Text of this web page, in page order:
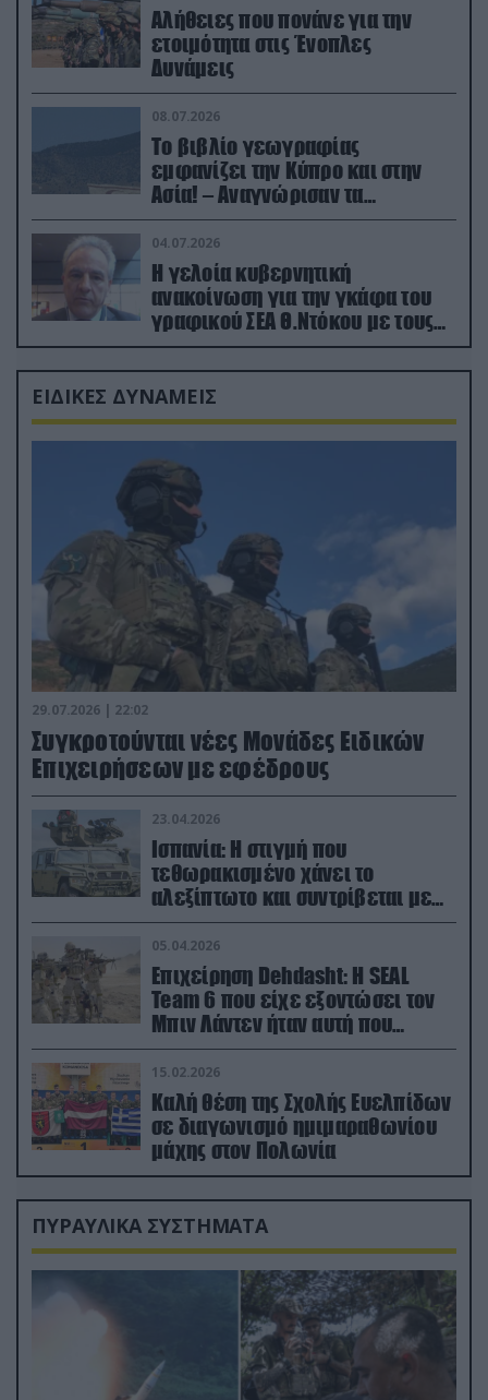
Αλήθειες που πονάνε για την
ετοιμότητα στις Ένοπλες
Δυνάμεις
08.07.2026
Το βιβλίο γεωγραφίας
εμφανίζει την Κύπρο και στην
Ασία! – Αναγνώρισαν τα
κατεχόμενα; (φωτο)
04.07.2026
Η γελοία κυβερνητική
ανακοίνωση για την γκάφα του
γραφικού ΣΕΑ Θ.Ντόκου με τους
Ρώσους φαρσέρ
ΕΙΔΙΚΕΣ ΔΥΝΑΜΕΙΣ
29.07.2026 | 22:02
Συγκροτούνται νέες Μονάδες Ειδικών
Επιχειρήσεων με εφέδρους
23.04.2026
Ισπανία: Η στιγμή που
τεθωρακισμένο χάνει το
αλεξίπτωτο και συντρίβεται με
ορμή στο έδαφος (βίντεο)
05.04.2026
Επιχείρηση Dehdasht: Η SEAL
Team 6 που είχε εξοντώσει τον
Μπιν Λάντεν ήταν αυτή που
διέσωσε τον πιλότο του F-15
15.02.2026
Καλή θέση της Σχολής Ευελπίδων
σε διαγωνισμό ημιμαραθωνίου
μάχης στον Πολωνία
ΠΥΡΑΥΛΙΚΑ ΣΥΣΤΗΜΑΤΑ